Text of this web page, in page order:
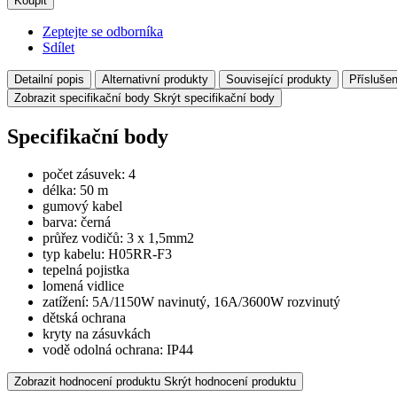
Zeptejte se odborníka
Sdílet
Detailní popis Alternativní produkty Související produkty
Zobrazit specifikační body Skrýt specifikační body
Specifikační body
počet zásuvek: 4
délka: 50 m
gumový kabel
barva: černá
průřez vodičů: 3 x 1,5mm2
typ kabelu: H05RR-F3
tepelná pojistka
lomená vidlice
zatížení: 5A/1150W navinutý, 16A/3600W rozvinutý
dětská ochrana
kryty na zásuvkách
vodě odolná ochrana: IP44
Zobrazit hodnocení produktu Skrýt hodnocení produktu